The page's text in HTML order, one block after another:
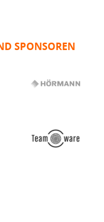
SPONSOREN